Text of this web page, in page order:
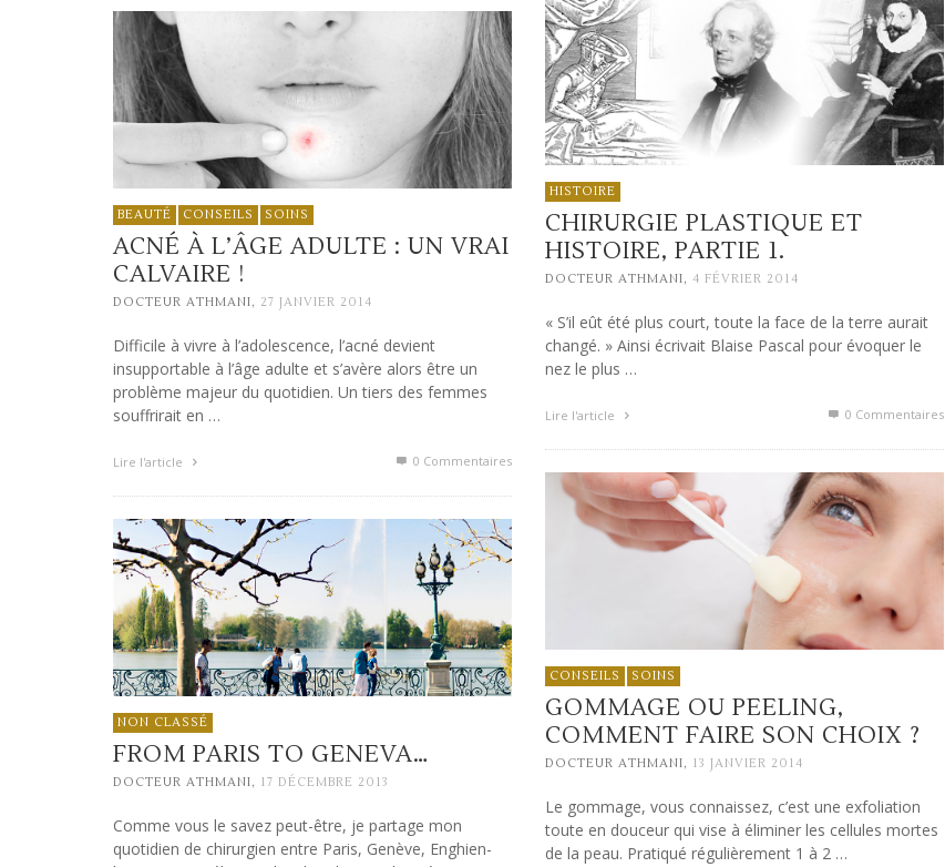
HISTOIRE
CHIRURGIE PLASTIQUE ET
HISTOIRE, PARTIE 1.
DOCTEUR ATHMANI, 4 FÉVRIER 2014
« S’il eût été plus court, toute la face de la terre aurait
changé. » Ainsi écrivait Blaise Pascal pour évoquer le
nez le plus …
Lire l'article 0 Commentaires
BEAUTÉ CONSEILS SOINS
ACNÉ À L’ÂGE ADULTE : UN VRAI
CALVAIRE !
DOCTEUR ATHMANI, 27 JANVIER 2014
Difficile à vivre à l’adolescence, l’acné devient
insupportable à l’âge adulte et s’avère alors être un
problème majeur du quotidien. Un tiers des femmes
souffrirait en …
Lire l'article 0 Commentaires
CONSEILS SOINS
GOMMAGE OU PEELING,
COMMENT FAIRE SON CHOIX ?
DOCTEUR ATHMANI, 13 JANVIER 2014
Le gommage, vous connaissez, c’est une exfoliation
toute en douceur qui vise à éliminer les cellules mortes
de la peau. Pratiqué régulièrement 1 à 2 …
NON CLASSÉ
FROM PARIS TO GENEVA…
DOCTEUR ATHMANI, 17 DÉCEMBRE 2013
Comme vous le savez peut-être, je partage mon
quotidien de chirurgien entre Paris, Genève, Enghien-